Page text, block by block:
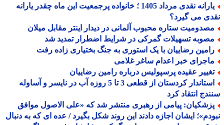
یارانه نقدی مرداد 1405 ؛ خانواده پرجمعیت این ماه چقدر یارانه
می گیرد؟
ستاره محبوب آلمانی در دیدار اینتر مقابل میلان
تسهیلات گمرکی در شرایط اضطرار تمدید شد
رضاییان با یک استوری به جنگ بختیاری زاده رفت
خبر اعدام ساغر غلامی
عقیده پرسپولیس درباره رامین رضاییان
استاندار کردستان از قطعی 3 تا 5 روزه آب در نایسر و آساوله
انتقاد کرد
پیامی از رهبری منتشر شد که «علی الاصول موافق
ایشان اجازه دادند این روند شکل بگیرد / عده ای که به دنبال